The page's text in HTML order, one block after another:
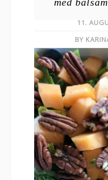
med
11.
BY